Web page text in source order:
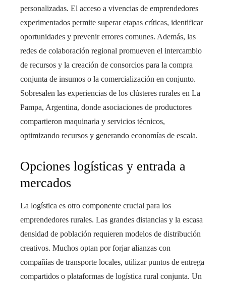
personalizadas. El acceso a vivencias de emprendedores
experimentados permite superar etapas críticas, identificar
oportunidades y prevenir errores comunes. Además, las
redes de colaboración regional promueven el intercambio
de recursos y la creación de consorcios para la compra
conjunta de insumos o la comercialización en conjunto.
Sobresalen las experiencias de los clústeres rurales en La
Pampa, Argentina, donde asociaciones de productores
compartieron maquinaria y servicios técnicos,
optimizando recursos y generando economías de escala.
Opciones logísticas y entrada a
mercados
La logística es otro componente crucial para los
emprendedores rurales. Las grandes distancias y la escasa
densidad de población requieren modelos de distribución
creativos. Muchos optan por forjar alianzas con
compañías de transporte locales, utilizar puntos de entrega
compartidos o plataformas de logística rural conjunta. Un